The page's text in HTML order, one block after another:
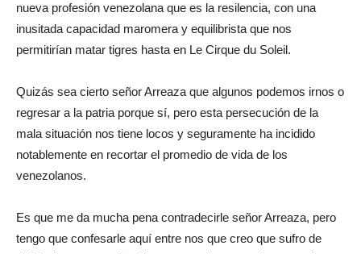
nueva profesión venezolana que es la resilencia, con una
inusitada capacidad maromera y equilibrista que nos
permitirían matar tigres hasta en Le Cirque du Soleil.
Quizás sea cierto señor Arreaza que algunos podemos irnos o
regresar a la patria porque sí, pero esta persecución de la
mala situación nos tiene locos y seguramente ha incidido
notablemente en recortar el promedio de vida de los
venezolanos.
Es que me da mucha pena contradecirle señor Arreaza, pero
tengo que confesarle aquí entre nos que creo que sufro de